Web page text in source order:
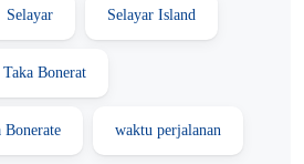
Selayar Selayar Island
Taka Bonerat
Bonerate waktu perjalanan